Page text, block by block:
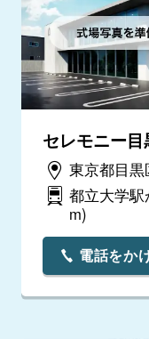
セレモニー目
東京都目
都立大学
m)
電話をか